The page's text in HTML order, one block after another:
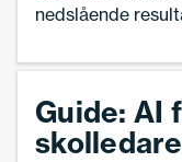
nedslående
regleras”, skriver
Guide: AI
skolledare